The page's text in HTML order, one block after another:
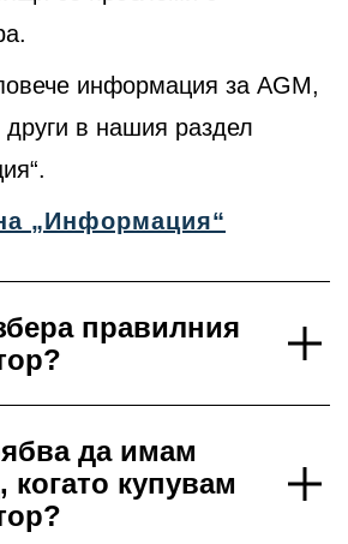
информация за AGM,
в нашия раздел
„Информация“
правилния
да имам
когато купувам